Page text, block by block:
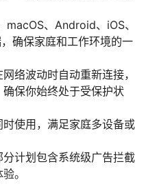
、Android、iOS、
确保家庭和工作环境的一
络波动时自动重新连接，
保你始终处于受保护状
使用，满足家庭多设备或
计划包含系统级广告拦截
。